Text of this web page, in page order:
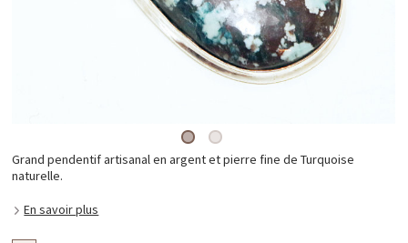
Grand pendentif artisanal en argent et pierre fine de Turquoise
naturelle.
En savoir plus